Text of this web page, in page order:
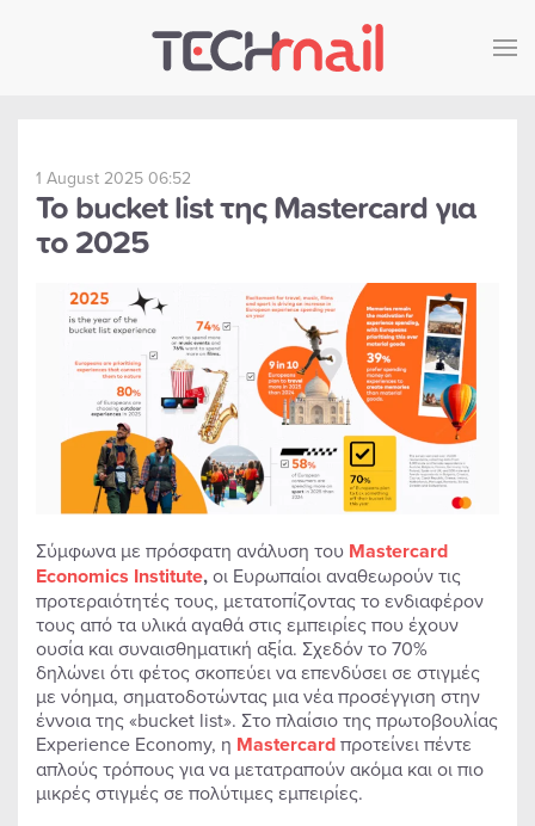
Skip to main content
1 August 2025 06:52
Το bucket list της Mastercard για
το 2025
Σύμφωνα με πρόσφατη ανάλυση του Mastercard
Economics Institute,οι Ευρωπαίοι αναθεωρούν τις
προτεραιότητές τους, μετατοπίζοντας το ενδιαφέρον
τους από τα υλικά αγαθά στις εμπειρίες που έχουν
ουσία και συναισθηματική αξία. Σχεδόν το 70%
δηλώνει ότι φέτος σκοπεύει να επενδύσει σε στιγμές
με νόημα, σηματοδοτώντας μια νέα προσέγγιση στην
έννοια της «bucket list». Στο πλαίσιο της πρωτοβουλίας
Experience Economy, η Mastercardπροτείνει πέντε
απλούς τρόπους για να μετατραπούν ακόμα και οι πιο
μικρές στιγμές σε πολύτιμες εμπειρίες.